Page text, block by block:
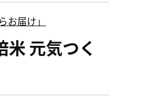
届け」
元気つく